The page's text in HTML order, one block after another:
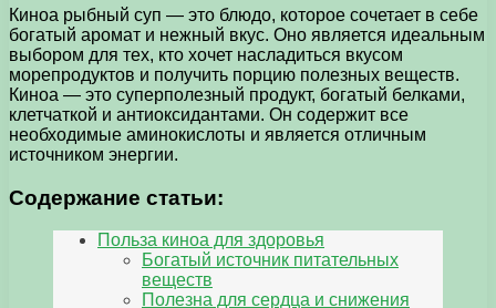
Киноа рыбный суп — это блюдо, которое сочетает в себе
богатый аромат и нежный вкус. Оно является идеальным
выбором для тех, кто хочет насладиться вкусом
морепродуктов и получить порцию полезных веществ.
Киноа — это суперполезный продукт, богатый белками,
клетчаткой и антиоксидантами. Он содержит все
необходимые аминокислоты и является отличным
источником энергии.
Содержание статьи:
Польза киноа для здоровья
Богатый источник питательных
веществ
Полезна для сердца и снижения